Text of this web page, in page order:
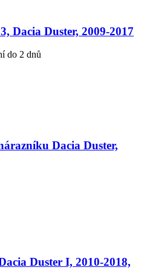
Dacia Duster, 2009-2017
do 2 dnů
Dacia Duster,
Duster I, 2010-2018,